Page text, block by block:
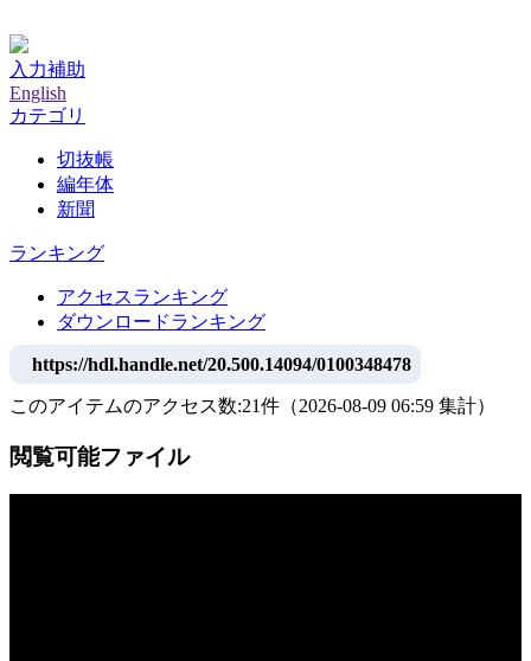
入力補助
English
カテゴリ
切抜帳
編年体
新聞
ランキング
アクセスランキング
ダウンロードランキング
https://hdl.handle.net/20.500.14094/0100348478
このアイテムのアクセス数:21件 （2026-08-09 06:59 集計）
閲覧可能ファイル